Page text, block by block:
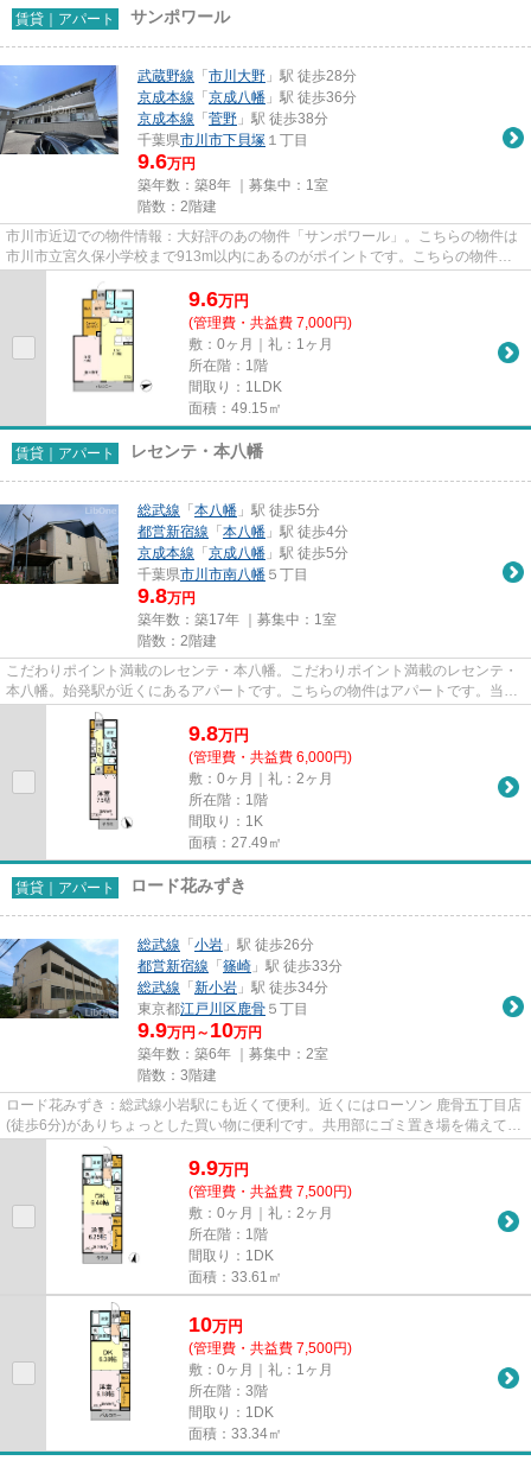
賃貸｜アパート サンポワール
武蔵野線 「 市川大野 」駅 徒歩28分
京成本線 「 京成八幡 」駅 徒歩36分
京成本線 「 菅野 」駅 徒歩38分
千葉県市川市下貝塚 １丁目
9.6万円
築年数：築8年 ｜募集中： 1室
階数：2階建
市川市近辺での物件情報：大好評のあの物件「サンポワール」。こちらの物件は
市川市立宮久保小学校まで913m以内にあるのがポイントです。こちらの物件は
9.6万円
(管理費・共益費 7,000円)
敷：0ヶ月｜礼：1ヶ月
所在階：1階
間取り：1LDK
面積：49.15㎡
賃貸｜アパート レセンテ・本八幡
総武線 「 本八幡 」駅 徒歩5分
都営新宿線 「 本八幡 」駅 徒歩4分
京成本線 「 京成八幡 」駅 徒歩5分
千葉県市川市南八幡 ５丁目
9.8万円
築年数：築17年 ｜募集中： 1室
階数：2階建
こだわりポイント満載のレセンテ・本八幡。こだわりポイント満載のレセンテ・
本八幡。始発駅が近くにあるアパートです。こちらの物件はアパートです。当社
スタッフが地域の賃貸情報を...
9.8万円
(管理費・共益費 6,000円)
敷：0ヶ月｜礼：2ヶ月
所在階：1階
間取り：1K
面積：27.49㎡
賃貸｜アパート ロード花みずき
総武線 「 小岩 」駅 徒歩26分
都営新宿線 「 篠崎 」駅 徒歩33分
総武線 「 新小岩 」駅 徒歩34分
東京都江戸川区鹿骨 ５丁目
9.9万円～ 10万円
築年数：築6年 ｜募集中： 2室
階数：3階建
ロード花みずき：総武線小岩駅にも近くて便利。近くにはローソン 鹿骨五丁目店
(徒歩6分)がありちょっとした買い物に便利です。共用部にゴミ置き場を備えてい
るので、外部の人にごみを...
9.9万円
(管理費・共益費 7,500円)
敷：0ヶ月｜礼：2ヶ月
所在階：1階
間取り：1DK
面積：33.61㎡
10万円
(管理費・共益費 7,500円)
敷：0ヶ月｜礼：1ヶ月
所在階：3階
間取り：1DK
面積：33.34㎡